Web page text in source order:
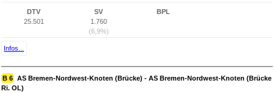
DTV
25.501
SV
1.760
(6,9%)
BPL
Infos...
B 6 AS Bremen-Nordwest-Knoten (Brücke) - AS Bremen-Nordwest-Knoten (Brücke
Ri. OL)